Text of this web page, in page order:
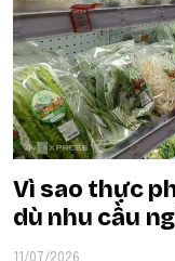
Vì sao thực
dù nhu cầu